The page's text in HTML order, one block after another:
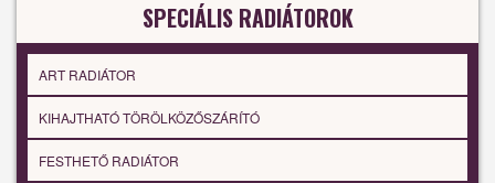
SPECIÁLIS RADIÁTOROK
ART RADIÁTOR
KIHAJTHATÓ TÖRÖLKÖZŐSZÁRÍTÓ
FESTHETŐ RADIÁTOR